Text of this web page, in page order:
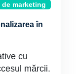
marketing
în
cu
mărcii.